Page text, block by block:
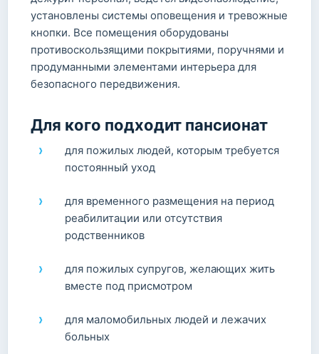
установлены системы оповещения и тревожные
кнопки. Все помещения оборудованы
противоскользящими покрытиями, поручнями и
продуманными элементами интерьера для
безопасного передвижения.
Для кого подходит пансионат
для пожилых людей, которым требуется
постоянный уход
для временного размещения на период
реабилитации или отсутствия
родственников
для пожилых супругов, желающих жить
вместе под присмотром
для маломобильных людей и лежачих
больных